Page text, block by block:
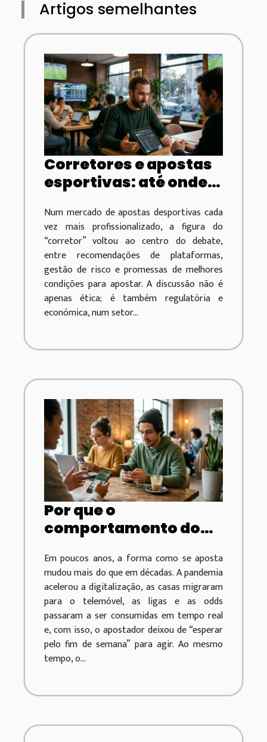
Artigos semelhantes
Corretores e apostas
esportivas: até onde
intermediário?
Num mercado de apostas desportivas cada
vez mais profissionalizado, a figura do
“corretor” voltou ao centro do debate,
entre recomendações de plataformas,
gestão de risco e promessas de melhores
condições para apostar. A discussão não é
apenas ética; é também regulatória e
económica, num setor...
Por que o
comportamento do
mudou nos últimos
anos?
Em poucos anos, a forma como se aposta
mudou mais do que em décadas. A pandemia
acelerou a digitalização, as casas migraram
para o telemóvel, as ligas e as odds
passaram a ser consumidas em tempo real
e, com isso, o apostador deixou de “esperar
pelo fim de semana” para agir. Ao mesmo
tempo, o...